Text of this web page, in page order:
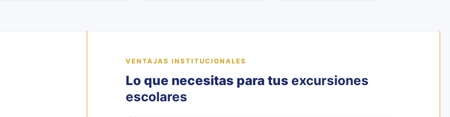
VENTAJAS INSTITUCIONALES
Lo que necesitas para tus excursiones
escolares